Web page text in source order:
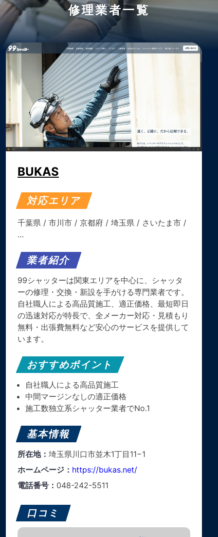
修理業者一覧
BUKAS
対応エリア
千葉県 / 市川市 / 京都府 / 埼玉県 / さいたま市 /
…
業者紹介
99シャッターは関東エリアを中心に、シャッタ
ーの修理・交換・新設を手がける専門業者です。
自社職人による高品質施工、適正価格、最短即日
の迅速対応が特長で、全メーカー対応・見積もり
無料・出張費無料など安心のサービスを提供して
います。
おすすめポイント
自社職人による高品質施工
中間マージンなしの適正価格
施工数独立系シャッター業者でNo.1
基本情報
所在地： 埼玉県川口市並木1丁目11−1
ホームページ： https://bukas.net/
電話番号： 048-242-5511
口コミ